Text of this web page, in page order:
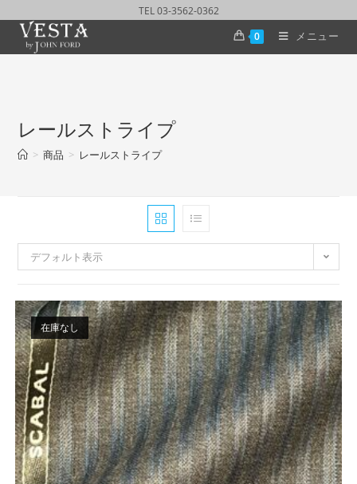
TEL 03-3562-0362
0
メニュー
レールストライプ
> 商品 > レールストライプ
デフォルト表示
在庫なし